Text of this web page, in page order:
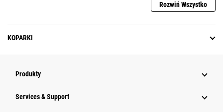
Rozwiń Wszystko
KOPARKI
Produkty
Services & Support